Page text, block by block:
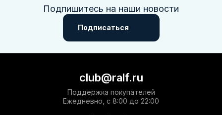
Подпишитесь на наши новости
Подписаться
club@ralf.ru
Поддержка покупателей
Ежедневно, с 8:00 до 22:00